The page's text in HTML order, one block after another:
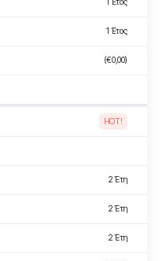
1 Έτος
(€0,00)
HOT!
2 Έτη
2 Έτη
2 Έτη